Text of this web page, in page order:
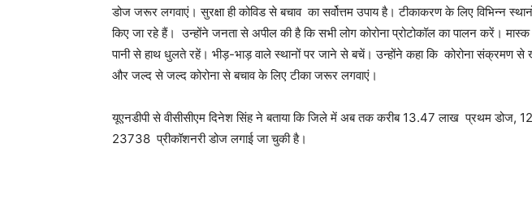
डोज जरूर लगवाएं। सुरक्षा ही कोविड से बचाव का सर्वोत्तम उपाय है। टीकाकरण के लिए विभिन्न
किए जा रहे हैं। उन्होंने जनता से अपील की है कि सभी लोग कोरोना प्रोटोकॉल का पालन करें।
पानी से हाथ धुलते रहें। भीड़-भाड़ वाले स्थानों पर जाने से बचें। उन्होंने कहा कि कोरोना संक्रमण से
और जल्द से जल्द कोरोना से बचाव के लिए टीका जरूर लगवाएं।
यूएनडीपी से वीसीसीएम दिनेश सिंह ने बताया कि जिले में अब तक करीब 13.47 लाख प्रथम डोज,
23738 प्रीकॉशनरी डोज लगाई जा चुकी है।